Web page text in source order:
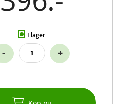
I lager
- +